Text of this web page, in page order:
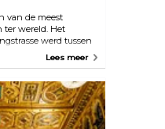
van de meest
ter wereld. Het
werd tussen
en Eduard
de architecturale
meesterwerk
de 40 minuten
Lees meer